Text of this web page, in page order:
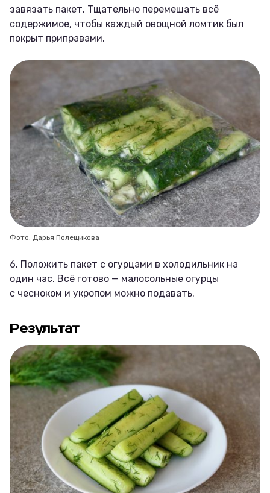
завязать пакет. Тщательно перемешать всё
содержимое, чтобы каждый овощной ломтик был
покрыт приправами.
Фото: Дарья Полещикова
6. Положить пакет с огурцами в холодильник на
один час. Всё готово — малосольные огурцы
с чесноком и укропом можно подавать.
Результат